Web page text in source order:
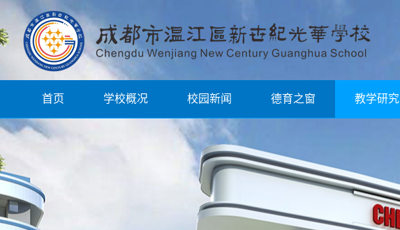
首页 学校概况 校园新闻 德育之窗 教学研究